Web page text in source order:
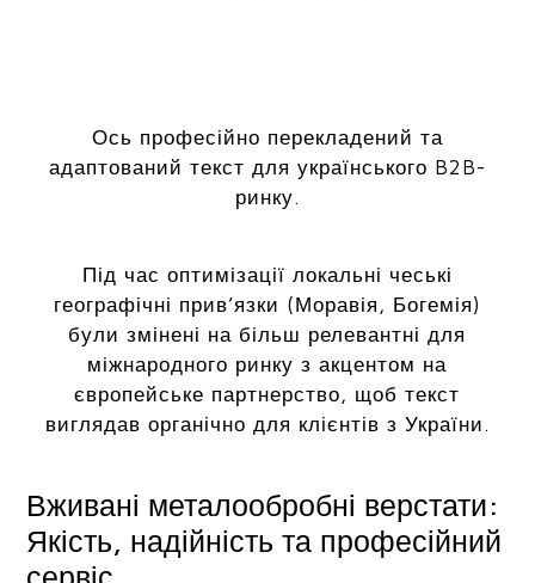
Ось професійно перекладений та
адаптований текст для українського B2B-
ринку.
Під час оптимізації локальні чеські
географічні прив’язки (Моравія, Богемія)
були змінені на більш релевантні для
міжнародного ринку з акцентом на
європейське партнерство, щоб текст
виглядав органічно для клієнтів з України.
Вживані металообробні верстати:
Якість, надійність та професійний